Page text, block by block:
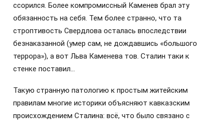
ссорился. Более компромиссный Каменев брал эту
обязанность на себя. Тем более странно, что та
строптивость Свердлова осталась впоследствии
безнаказанной (умер сам, не дождавшись «большого
террора»), а вот Льва Каменева тов. Сталин таки к
стенке поставил…
Такую странную патологию к простым житейским
правилам многие историки объясняют кавказским
происхождением Сталина: всё, что было связано с